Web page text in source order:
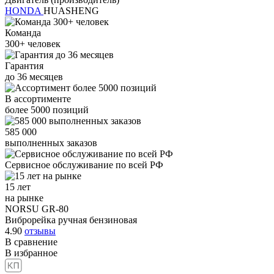
HONDA HUASHENG
Команда
300+ человек
Гарантия
до 36 месяцев
В ассортименте
более 5000 позиций
585 000
выполненных заказов
Сервисное обслуживание по всей РФ
15 лет
на рынке
NORSU GR-80
Виброрейка ручная бензиновая
4.90 отзывы
В сравнение
В избранное